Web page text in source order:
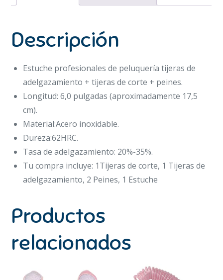
Descripción
Estuche profesionales de peluquería tijeras de
adelgazamiento + tijeras de corte + peines.
Longitud: 6,0 pulgadas (aproximadamente 17,5
cm).
Material:Acero inoxidable.
Dureza:62HRC.
Tasa de adelgazamiento: 20%-35%.
Tu compra incluye: 1Tijeras de corte, 1 Tijeras de
adelgazamiento, 2 Peines, 1 Estuche
Productos
relacionados